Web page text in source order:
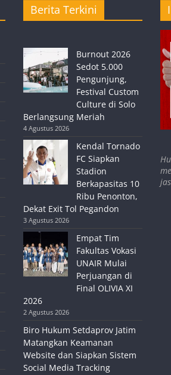
Berita Terkini
Burnout 2026
Sedot 5.000
Pengunjung,
Festival Custom
Culture di Solo
Berlangsung Meriah
4 Agustus 2026
Kendal Tornado
FC Siapkan
Stadion
Berkapasitas 10
Ribu Penonton,
Dekat Exit Tol Pegandon
3 Agustus 2026
Empat Tim
Fakultas Vokasi
UNAIR Mulai
Perjuangan di
Final OLIVIA XI
2026
2 Agustus 2026
Biro Hukum Setdaprov Jatim
Matangkan Keamanan
Website dan Siapkan Sistem
Social Media Tracking